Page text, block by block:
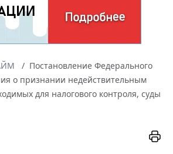
Постановление Федерального
о признании недействительным
для налогового контроля, суды